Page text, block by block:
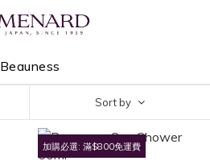
Beauness
Sort by
加購必選: 滿$800免運費